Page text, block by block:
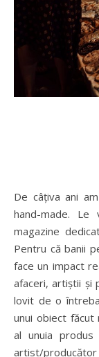
De câțiva ani am dezvoltat o afinitate pentru produsele
hand-made.
magazine
Pentru că banii
face un impact
afaceri, artiștii și
lovit de o
unui obiect făcut
al unuia
artist/producător